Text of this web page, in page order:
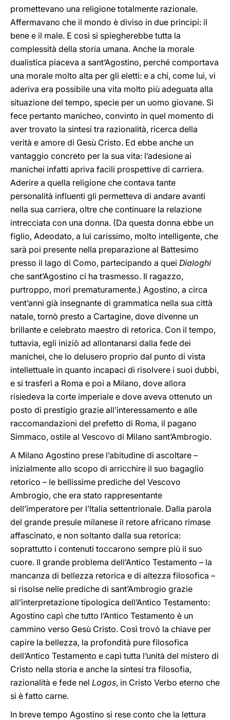
promettevano una religione totalmente razionale.
Affermavano che il mondo è diviso in due principi: il
bene e il male. E così si spiegherebbe tutta la
complessità della storia umana. Anche la morale
dualistica piaceva a sant’Agostino, perché comportava
una morale molto alta per gli eletti: e a chi, come lui, vi
aderiva era possibile una vita molto più adeguata alla
situazione del tempo, specie per un uomo giovane. Si
fece pertanto manicheo, convinto in quel momento di
aver trovato la sintesi tra razionalità, ricerca della
verità e amore di Gesù Cristo. Ed ebbe anche un
vantaggio concreto per la sua vita: l’adesione ai
manichei infatti apriva facili prospettive di carriera.
Aderire a quella religione che contava tante
personalità influenti gli permetteva di andare avanti
nella sua carriera, oltre che continuare la relazione
intrecciata con una donna. (Da questa donna ebbe un
figlio, Adeodato, a lui carissimo, molto intelligente, che
sarà poi presente nella preparazione al Battesimo
presso il lago di Como, partecipando a quei Dialoghi
che sant’Agostino ci ha trasmesso. Il ragazzo,
purtroppo, morì prematuramente.) Agostino, a circa
vent’anni già insegnante di grammatica nella sua città
natale, tornò presto a Cartagine, dove divenne un
brillante e celebrato maestro di retorica. Con il tempo,
tuttavia, egli iniziò ad allontanarsi dalla fede dei
manichei, che lo delusero proprio dal punto di vista
intellettuale in quanto incapaci di risolvere i suoi dubbi,
e si trasferì a Roma e poi a Milano, dove allora
risiedeva la corte imperiale e dove aveva ottenuto un
posto di prestigio grazie all’interessamento e alle
raccomandazioni del prefetto di Roma, il pagano
Simmaco, ostile al Vescovo di Milano sant’Ambrogio.
A Milano Agostino prese l’abitudine di ascoltare –
inizialmente allo scopo di arricchire il suo bagaglio
retorico – le bellissime prediche del Vescovo
Ambrogio, che era stato rappresentante
dell’imperatore per l’Italia settentrionale. Dalla parola
del grande presule milanese il retore africano rimase
affascinato, e non soltanto dalla sua retorica:
soprattutto i contenuti toccarono sempre più il suo
cuore. Il grande problema dell’Antico Testamento – la
mancanza di bellezza retorica e di altezza filosofica –
si risolse nelle prediche di sant’Ambrogio grazie
all’interpretazione tipologica dell’Antico Testamento:
Agostino capì che tutto l’Antico Testamento è un
cammino verso Gesù Cristo. Così trovò la chiave per
capire la bellezza, la profondità pure filosofica
dell’Antico Testamento e capì tutta l’unità del mistero di
Cristo nella storia e anche la sintesi tra filosofia,
razionalità e fede nel Logos, in Cristo Verbo eterno che
si è fatto carne.
In breve tempo Agostino si rese conto che la lettura